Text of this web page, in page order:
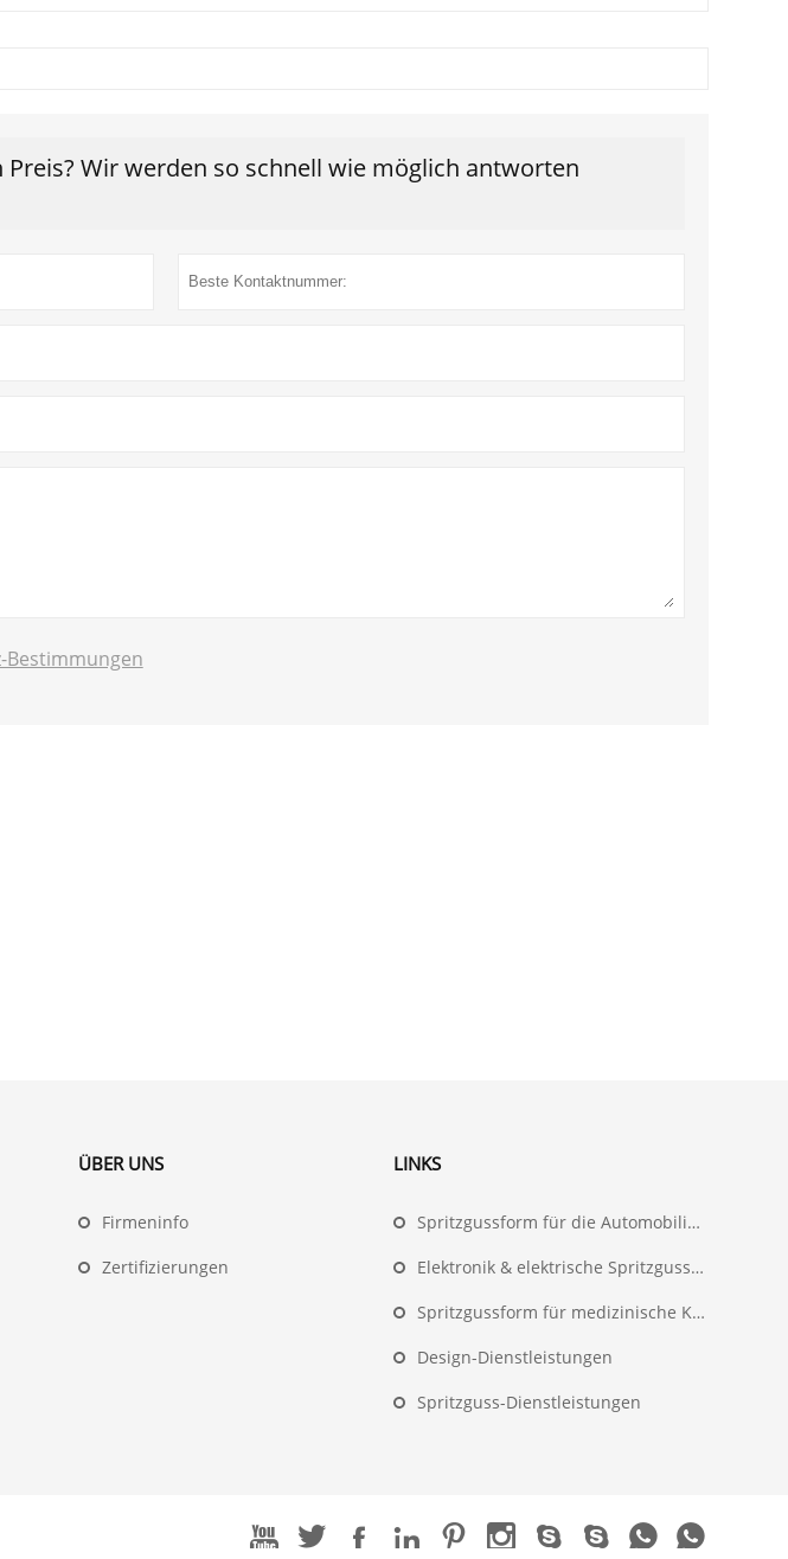
Preis? Wir werden so schnell wie möglich antworten
Bestimmungen
ÜBER UNS
Firmeninfo
Zertifizierungen
LINKS
Spritzgussform für die Automobilindustrie
Elektronik & elektrische Spritzgussform
Spritzgussform für medizinische Komponenten
Design-Dienstleistungen
Spritzguss-Dienstleistungen
         